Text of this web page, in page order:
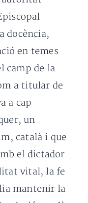
docència,
en temes
camp de la
a titular de
a cap
un
català i que
el dictador
vital, la fe
mantenir la